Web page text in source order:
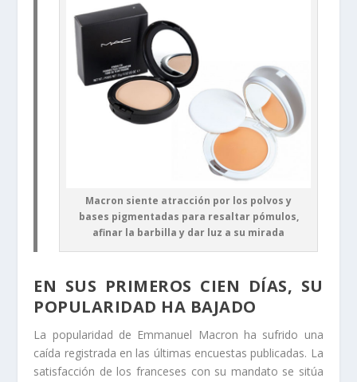
Macron siente atracción por los polvos y
bases pigmentadas para resaltar pómulos,
afinar la barbilla y dar luz a su mirada
EN SUS PRIMEROS CIEN DÍAS, SU
POPULARIDAD HA BAJADO
La popularidad de Emmanuel Macron ha sufrido una
caída registrada en las últimas encuestas publicadas. La
satisfacción de los franceses con su mandato se sitúa